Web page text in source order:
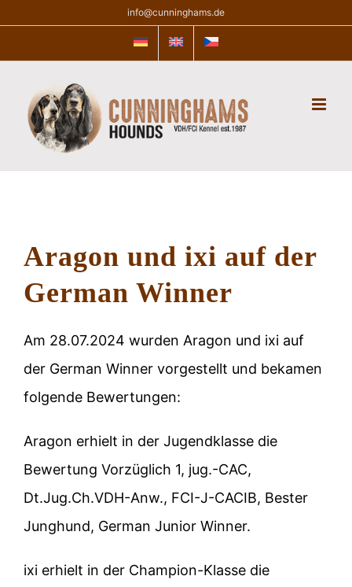
info@cunninghams.de
Aragon und ixi auf der
German Winner
Am 28.07.2024 wurden Aragon und ixi auf
der German Winner vorgestellt und bekamen
folgende Bewertungen:
Aragon erhielt in der Jugendklasse die
Bewertung Vorzüglich 1, jug.-CAC,
Dt.Jug.Ch.VDH-Anw., FCI-J-CACIB, Bester
Junghund, German Junior Winner.
ixi erhielt in der Champion-Klasse die